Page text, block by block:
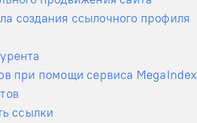
создания ссылочного профиля
при помощи сервиса MegaIndex
ссылки